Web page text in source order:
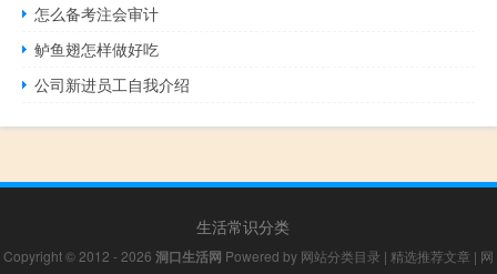
怎么备考注会审计
鲈鱼翅怎样做好吃
公司新进员工自我介绍
生活常识分类
Copyright © 2012 - 2026 洞口生活网 Powered by 网站分类目录 | 精选推荐文章 | 网